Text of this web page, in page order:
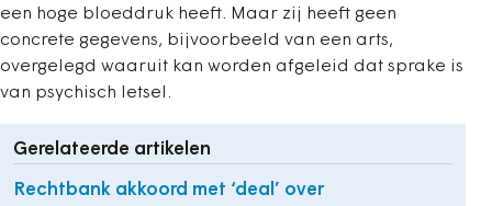
een hoge bloeddruk heeft. Maar zij heeft geen
concrete gegevens, bijvoorbeeld van een arts,
overgelegd waaruit kan worden afgeleid dat sprake is
van psychisch letsel.
Gerelateerde artikelen
Rechtbank akkoord met ‘deal’ over